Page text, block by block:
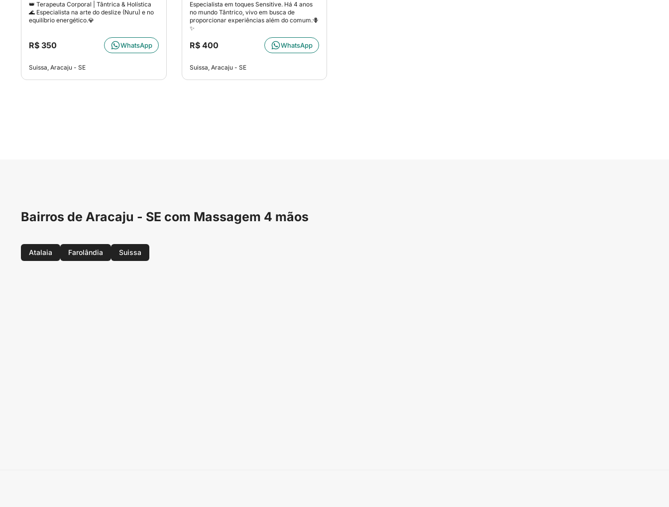
👑 Terapeuta Corporal | Tântrica & Holística
🌊 Especialista na arte do deslize (Nuru) e no
equilíbrio energético.💎
R$ 350 WhatsApp
Suissa, Aracaju - SE
Especialista em toques Sensitive. Há 4 anos
no mundo Tântrico, vivo em busca de
proporcionar experiências além do comum.🪻
✨
R$ 400 WhatsApp
Suissa, Aracaju - SE
Bairros de Aracaju - SE com Massagem 4 mãos
Atalaia Farolândia Suissa